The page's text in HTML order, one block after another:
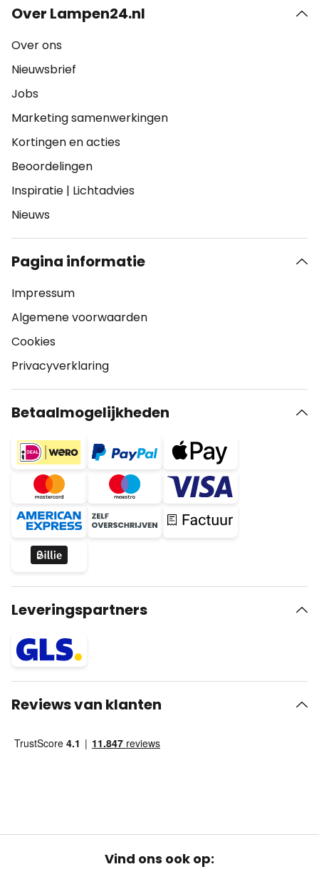
Over Lampen24.nl
Over ons
Nieuwsbrief
Jobs
Marketing samenwerkingen
Kortingen en acties
Beoordelingen
Inspiratie | Lichtadvies
Nieuws
Pagina informatie
Impressum
Algemene voorwaarden
Cookies
Privacyverklaring
Betaalmogelijkheden
Leveringspartners
Reviews van klanten
Vind ons ook op: